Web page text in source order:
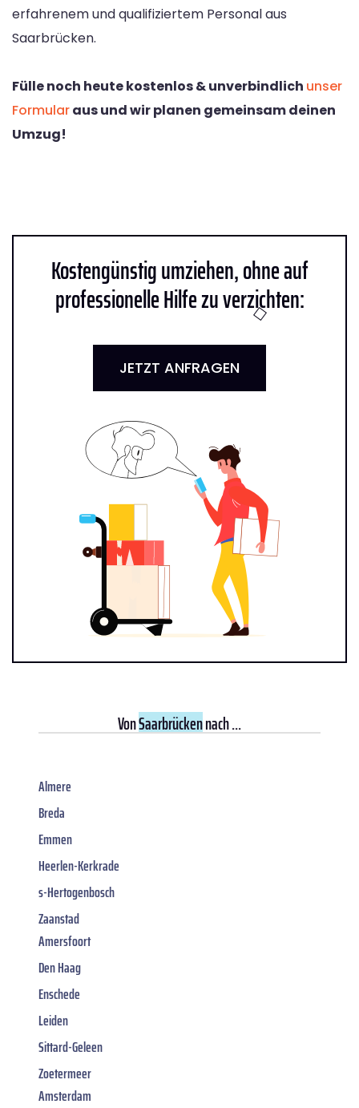
erfahrenem und qualifiziertem Personal aus
Saarbrücken.
Fülle noch heute kostenlos & unverbindlich unser
Formularaus und wir planen gemeinsam deinen
Umzug!
Kostengünstig umziehen, ohne auf
professionelle Hilfe zu verzichten:
JETZT ANFRAGEN
VonSaarbrückennach ...
Almere
Breda
Emmen
Heerlen-Kerkrade
s-Hertogenbosch
Zaanstad
Amersfoort
Den Haag
Enschede
Leiden
Sittard-Geleen
Zoetermeer
Amsterdam